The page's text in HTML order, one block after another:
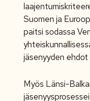
Suomen ja
paitsi sodassa
jäsenyyden
Myös Länsi-